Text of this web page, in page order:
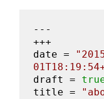
---
+++
date =
draft =
title =